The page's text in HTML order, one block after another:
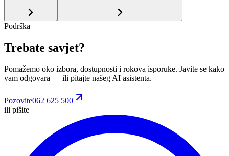
Podrška
Trebate savjet?
Pomažemo oko izbora, dostupnosti i rokova isporuke. Javite se kako
vam odgovara — ili pitajte našeg AI asistenta.
Pozovite062 625 500
ili pišite